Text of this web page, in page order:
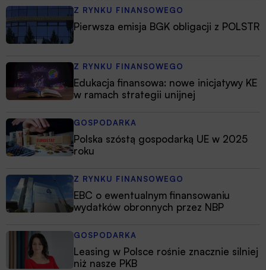
Z RYNKU FINANSOWEGO
Pierwsza emisja BGK obligacji z POLSTR
Z RYNKU FINANSOWEGO
Edukacja finansowa: nowe inicjatywy KE
w ramach strategii unijnej
GOSPODARKA
Polska szóstą gospodarką UE w 2025
roku
Z RYNKU FINANSOWEGO
EBC o ewentualnym finansowaniu
wydatków obronnych przez NBP
GOSPODARKA
Leasing w Polsce rośnie znacznie silniej
niż nasze PKB